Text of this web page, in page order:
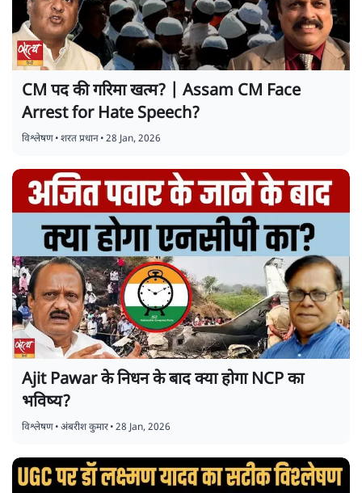
CM पद की गरिमा खत्म? | Assam CM Face
Arrest for Hate Speech?
विश्लेषण•शरत प्रधान•28 Jan, 2026
Ajit Pawar के निधन के बाद क्या होगा NCP का
भविष्य?
विश्लेषण•अंबरीश कुमार•28 Jan, 2026